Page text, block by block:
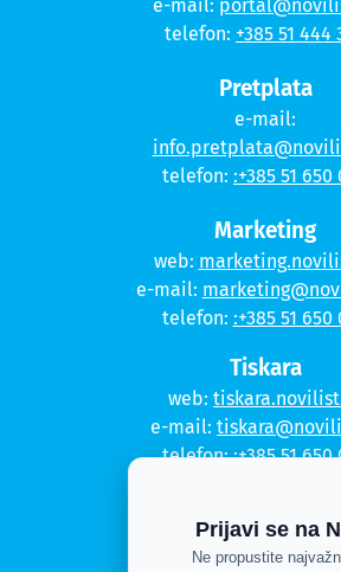
e-mail:
telefon: +385 51 444
Pretplata
e-mail:
telefon: :+385 51 650
Marketing
web:
e-mail:
telefon: :+385 51 650
Tiskara
web:
e-mail:
telefon::+385 51 650
Kontakt
Prijavi se na
Ne propustite